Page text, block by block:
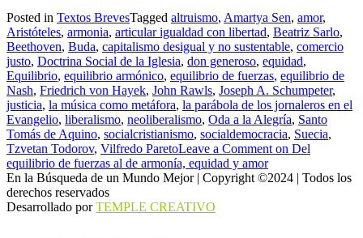
Posted in Textos BrevesTagged altruismo, Amartya Sen, amor,
Aristóteles, armonia, articular igualdad con libertad, Beatriz Sarlo,
Beethoven, Buda, capitalismo desigual y no sustentable, comercio
justo, Doctrina Social de la Iglesia, don generoso, equidad,
Equilibrio, equilibrio armónico, equilibrio de fuerzas, equilibrio de
Nash, Friedrich von Hayek, John Rawls, Joseph A. Schumpeter,
justicia, la música como metáfora, la parábola de los jornaleros en el
Evangelio, liberalismo, neoliberalismo, Oda a la Alegría, Santo
Tomás de Aquino, socialcristianismo, socialdemocracia, Suecia,
Tzvetan Todorov, Vilfredo ParetoLeave a Comment on Del
equilibrio de fuerzas al de armonía, equidad y amor
En la Búsqueda de un Mundo Mejor | Copyright ©2024 | Todos los
derechos reservados
Desarrollado porTEMPLE CREATIVO